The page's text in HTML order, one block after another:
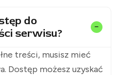
do
serwisu?
treści, musisz mieć
Dostęp możesz uzyskać